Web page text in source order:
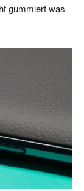
gummiert was